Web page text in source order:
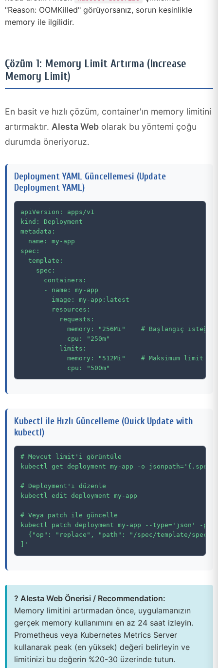
"Reason: OOMKilled" görüyorsanız, sorun kesinlikle
memory ile ilgilidir.
Çözüm 1: Memory Limit Artırma (Increase
Memory Limit)
En basit ve hızlı çözüm, container'ın memory limitini
artırmaktır. Alesta Web olarak bu yöntemi çoğu
durumda öneriyoruz.
Deployment YAML Güncellemesi (Update
Deployment YAML)
apiVersion: apps/v1
kind: Deployment
metadata:
  name: my-app
spec:
  template:
    spec:
      containers:
      - name: my-app
        image: my-app:latest
        resources:
          requests:
            memory: "256Mi"    # Başlangıç isteği
            cpu: "250m"
          limits:
memory: "512Mi"    # Maksimum limit
Kubectl ile Hızlı Güncelleme (Quick Update with
kubectl)
# Mevcut limit'i görüntüle
kubectl get deployment my-app -o
# Deployment'ı düzenle
kubectl edit deployment my-app
# Veya patch ile güncelle
kubectl patch deployment my-app --type='json' -
{"op": "replace", "path": "/spec/template/spec/
? Alesta Web Önerisi / Recommendation:
Memory limitini artırmadan önce, uygulamanızın
gerçek memory kullanımını en az 24 saat izleyin.
Prometheus veya Kubernetes Metrics Server
kullanarak peak (en yüksek) değeri belirleyin ve
limitinizi bu değerin %20-30 üzerinde tutun.